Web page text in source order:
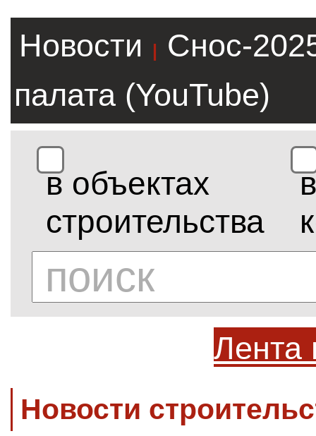
Новости |
Снос-
палата (YouTube)
в объектах
строительства
в
Лента
Новости